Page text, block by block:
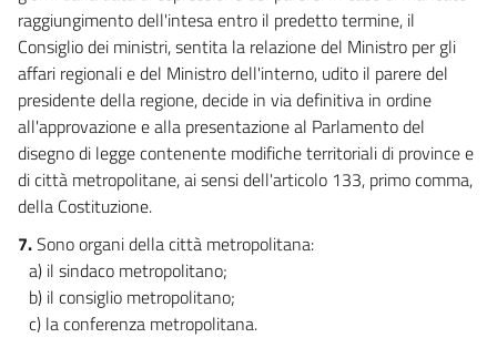
raggiungimento dell'intesa entro il predetto termine, il
Consiglio dei ministri, sentita la relazione del Ministro per gli
affari regionali e del Ministro dell'interno, udito il parere del
presidente della regione, decide in via definitiva in ordine
all'approvazione e alla presentazione al Parlamento del
disegno di legge contenente modifiche territoriali di province e
di città metropolitane, ai sensi dell'articolo 133, primo comma,
della Costituzione.
7.Sono organi della città metropolitana:
a) il sindaco metropolitano;
b) il consiglio metropolitano;
c) la conferenza metropolitana.